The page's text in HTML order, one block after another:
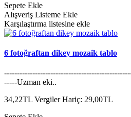
Sepete Ekle
Alışveriş Listeme Ekle
Karşılaştırma listesine ekle
6 fotoğraftan dikey mozaik tablo
-----Uzman eki..
34,22TL Vergiler Hariç: 29,00TL